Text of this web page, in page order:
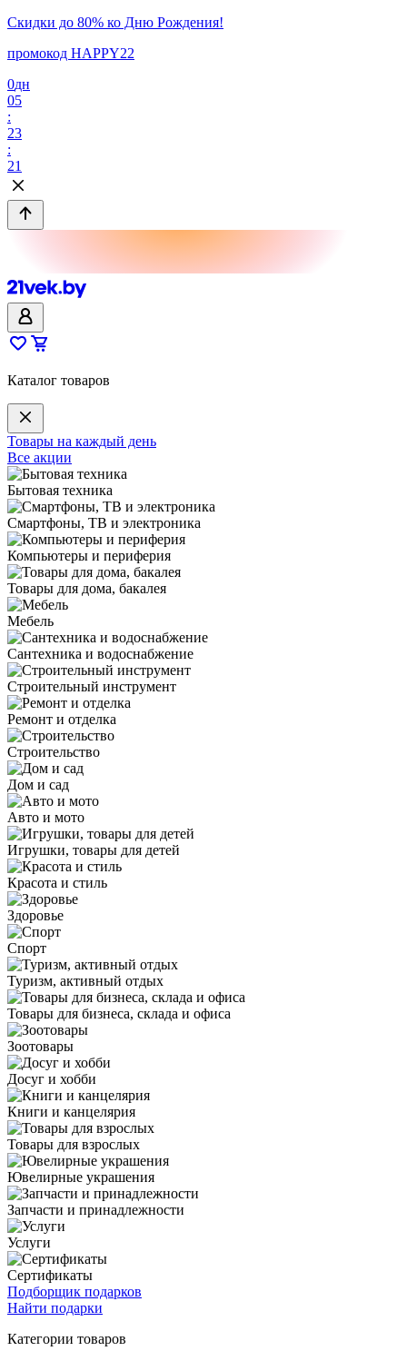
Скидки до 80% ко Дню Рождения!
промокод HAPPY22
0дн
05
:
23
:
21
Каталог товаров
Товары на каждый день
Все акции
Бытовая техника
Смартфоны, ТВ и электроника
Компьютеры и периферия
Товары для дома, бакалея
Мебель
Сантехника и водоснабжение
Строительный инструмент
Ремонт и отделка
Строительство
Дом и сад
Авто и мото
Игрушки, товары для детей
Красота и стиль
Здоровье
Спорт
Туризм, активный отдых
Товары для бизнеса, склада и офиса
Зоотовары
Досуг и хобби
Книги и канцелярия
Товары для взрослых
Ювелирные украшения
Запчасти и принадлежности
Услуги
Сертификаты
Подборщик подарков
Найти подарки
Категории товаров